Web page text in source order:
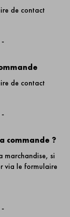
de contact
de contact
commande ?
marchandise, si
via le formulaire